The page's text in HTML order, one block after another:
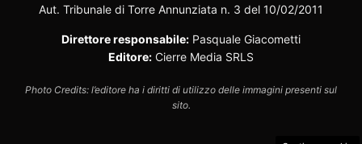
Aut. Tribunale di Torre Annunziata n. 3 del 10/02/2011
Direttore responsabile: Pasquale Giacometti
Editore: Cierre Media SRLS
Photo Credits: l’editore ha i diritti di utilizzo delle immagini presenti sul
sito.